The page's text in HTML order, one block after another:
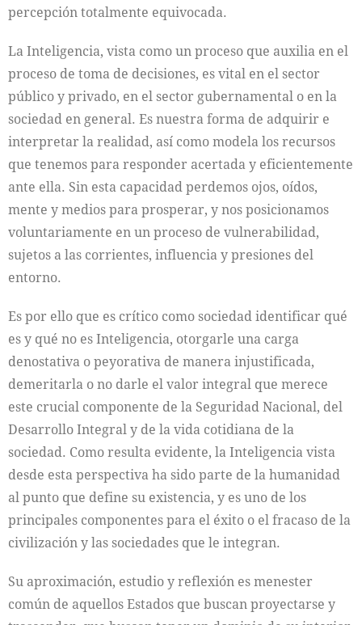
percepción totalmente equivocada.
La Inteligencia, vista como un proceso que auxilia en el
proceso de toma de decisiones, es vital en el sector
público y privado, en el sector gubernamental o en la
sociedad en general. Es nuestra forma de adquirir e
interpretar la realidad, así como modela los recursos
que tenemos para responder acertada y eficientemente
ante ella. Sin esta capacidad perdemos ojos, oídos,
mente y medios para prosperar, y nos posicionamos
voluntariamente en un proceso de vulnerabilidad,
sujetos a las corrientes, influencia y presiones del
entorno.
Es por ello que es crítico como sociedad identificar qué
es y qué no es Inteligencia, otorgarle una carga
denostativa o peyorativa de manera injustificada,
demeritarla o no darle el valor integral que merece
este crucial componente de la Seguridad Nacional, del
Desarrollo Integral y de la vida cotidiana de la
sociedad. Como resulta evidente, la Inteligencia vista
desde esta perspectiva ha sido parte de la humanidad
al punto que define su existencia, y es uno de los
principales componentes para el éxito o el fracaso de la
civilización y las sociedades que le integran.
Su aproximación, estudio y reflexión es menester
común de aquellos Estados que buscan proyectarse y